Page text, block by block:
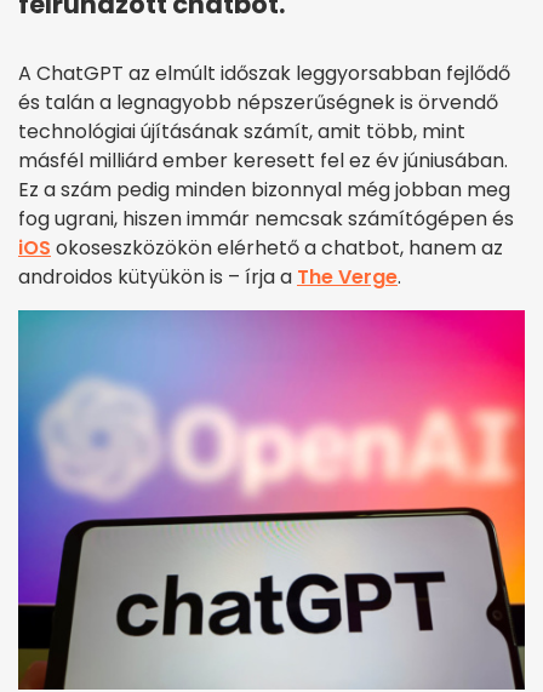
A ChatGPT az elmúlt időszak leggyorsabban fejlődő
és talán a legnagyobb népszerűségnek is örvendő
technológiai újításának számít, amit több, mint
másfél milliárd ember keresett fel ez év júniusában.
Ez a szám pedig minden bizonnyal még jobban meg
fog ugrani, hiszen immár nemcsak számítógépen és
iOS okoseszközökön elérhető a chatbot, hanem az
androidos kütyükön is – írja a The Verge.